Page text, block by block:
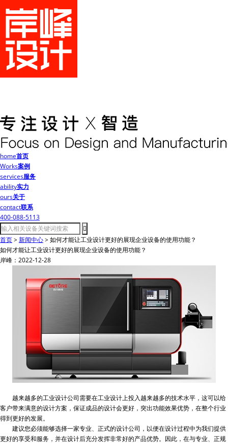
home首页
Works案例
services服务
ability实力
ours关于
contact联系
400-088-5113
首页> 新闻中心> 如何才能让工业设计更好的展现企业设备的使用功能？
如何才能让工业设计更好的展现企业设备的使用功能？
岸峰：2022-12-28
越来越多的工业设计公司需要在工业设计上投入越来越多的技术水平，这可以给
客户带来满意的设计方案，保证成品的设计会更好，突出功能效果优势，在整个行业
得到更好的发展。
建议您必须能够选择一家专业、正式的设计公司，以便在设计过程中为我们提供
更好的享受和服务，并在设计后充分发挥非常好的产品优势。因此，在与专业、正规